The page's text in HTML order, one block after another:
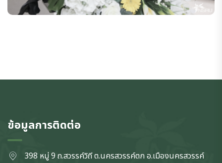
ข้อมูลการติดต่อ
398 หมู่ 9 ถ.สวรรค์วิถี ต.นครสวรรค์ตก อ.เมืองนครสวรรค์